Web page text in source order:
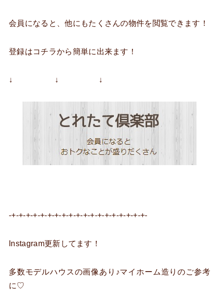
会員になると、他にもたくさんの物件を閲覧できます！
登録はコチラから簡単に出来ます！
↓ ↓ ↓
-+-+-+-+-+-+-+-+-+-+-+-+-+-+-+-+-+-+-+-
Instagram更新してます！
多数モデルハウスの画像あり♪マイホーム造りのご参考
に♡